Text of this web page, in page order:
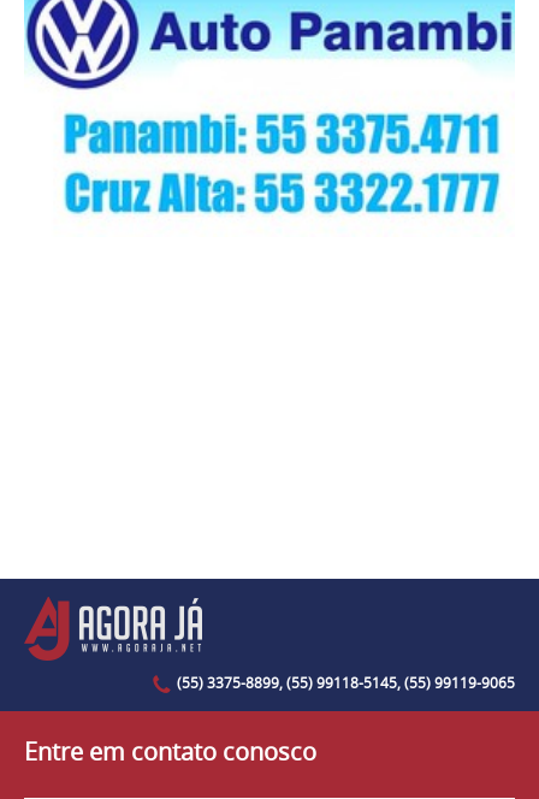
(55) 3375-8899, (55) 99118-5145, (55) 99119-9065
Entre em contato conosco